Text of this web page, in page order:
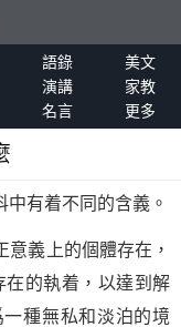
語錄
美文
演講
家教
名言 更多
中有着不同的含義。
意義上的個體存在，
的執着，以達到解
一種無私和淡泊的境